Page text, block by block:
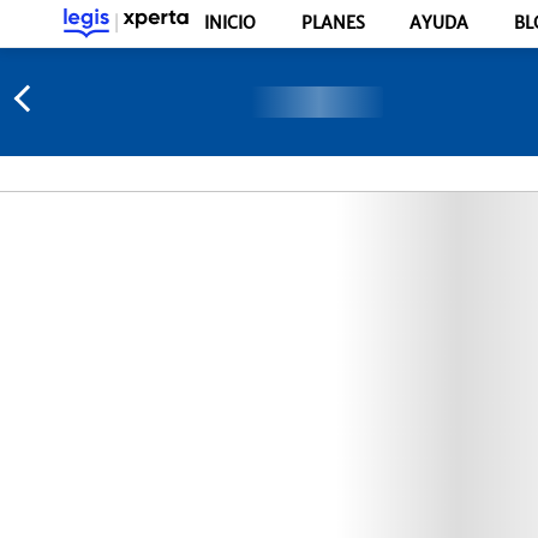
INICIO PLANES AYUDA